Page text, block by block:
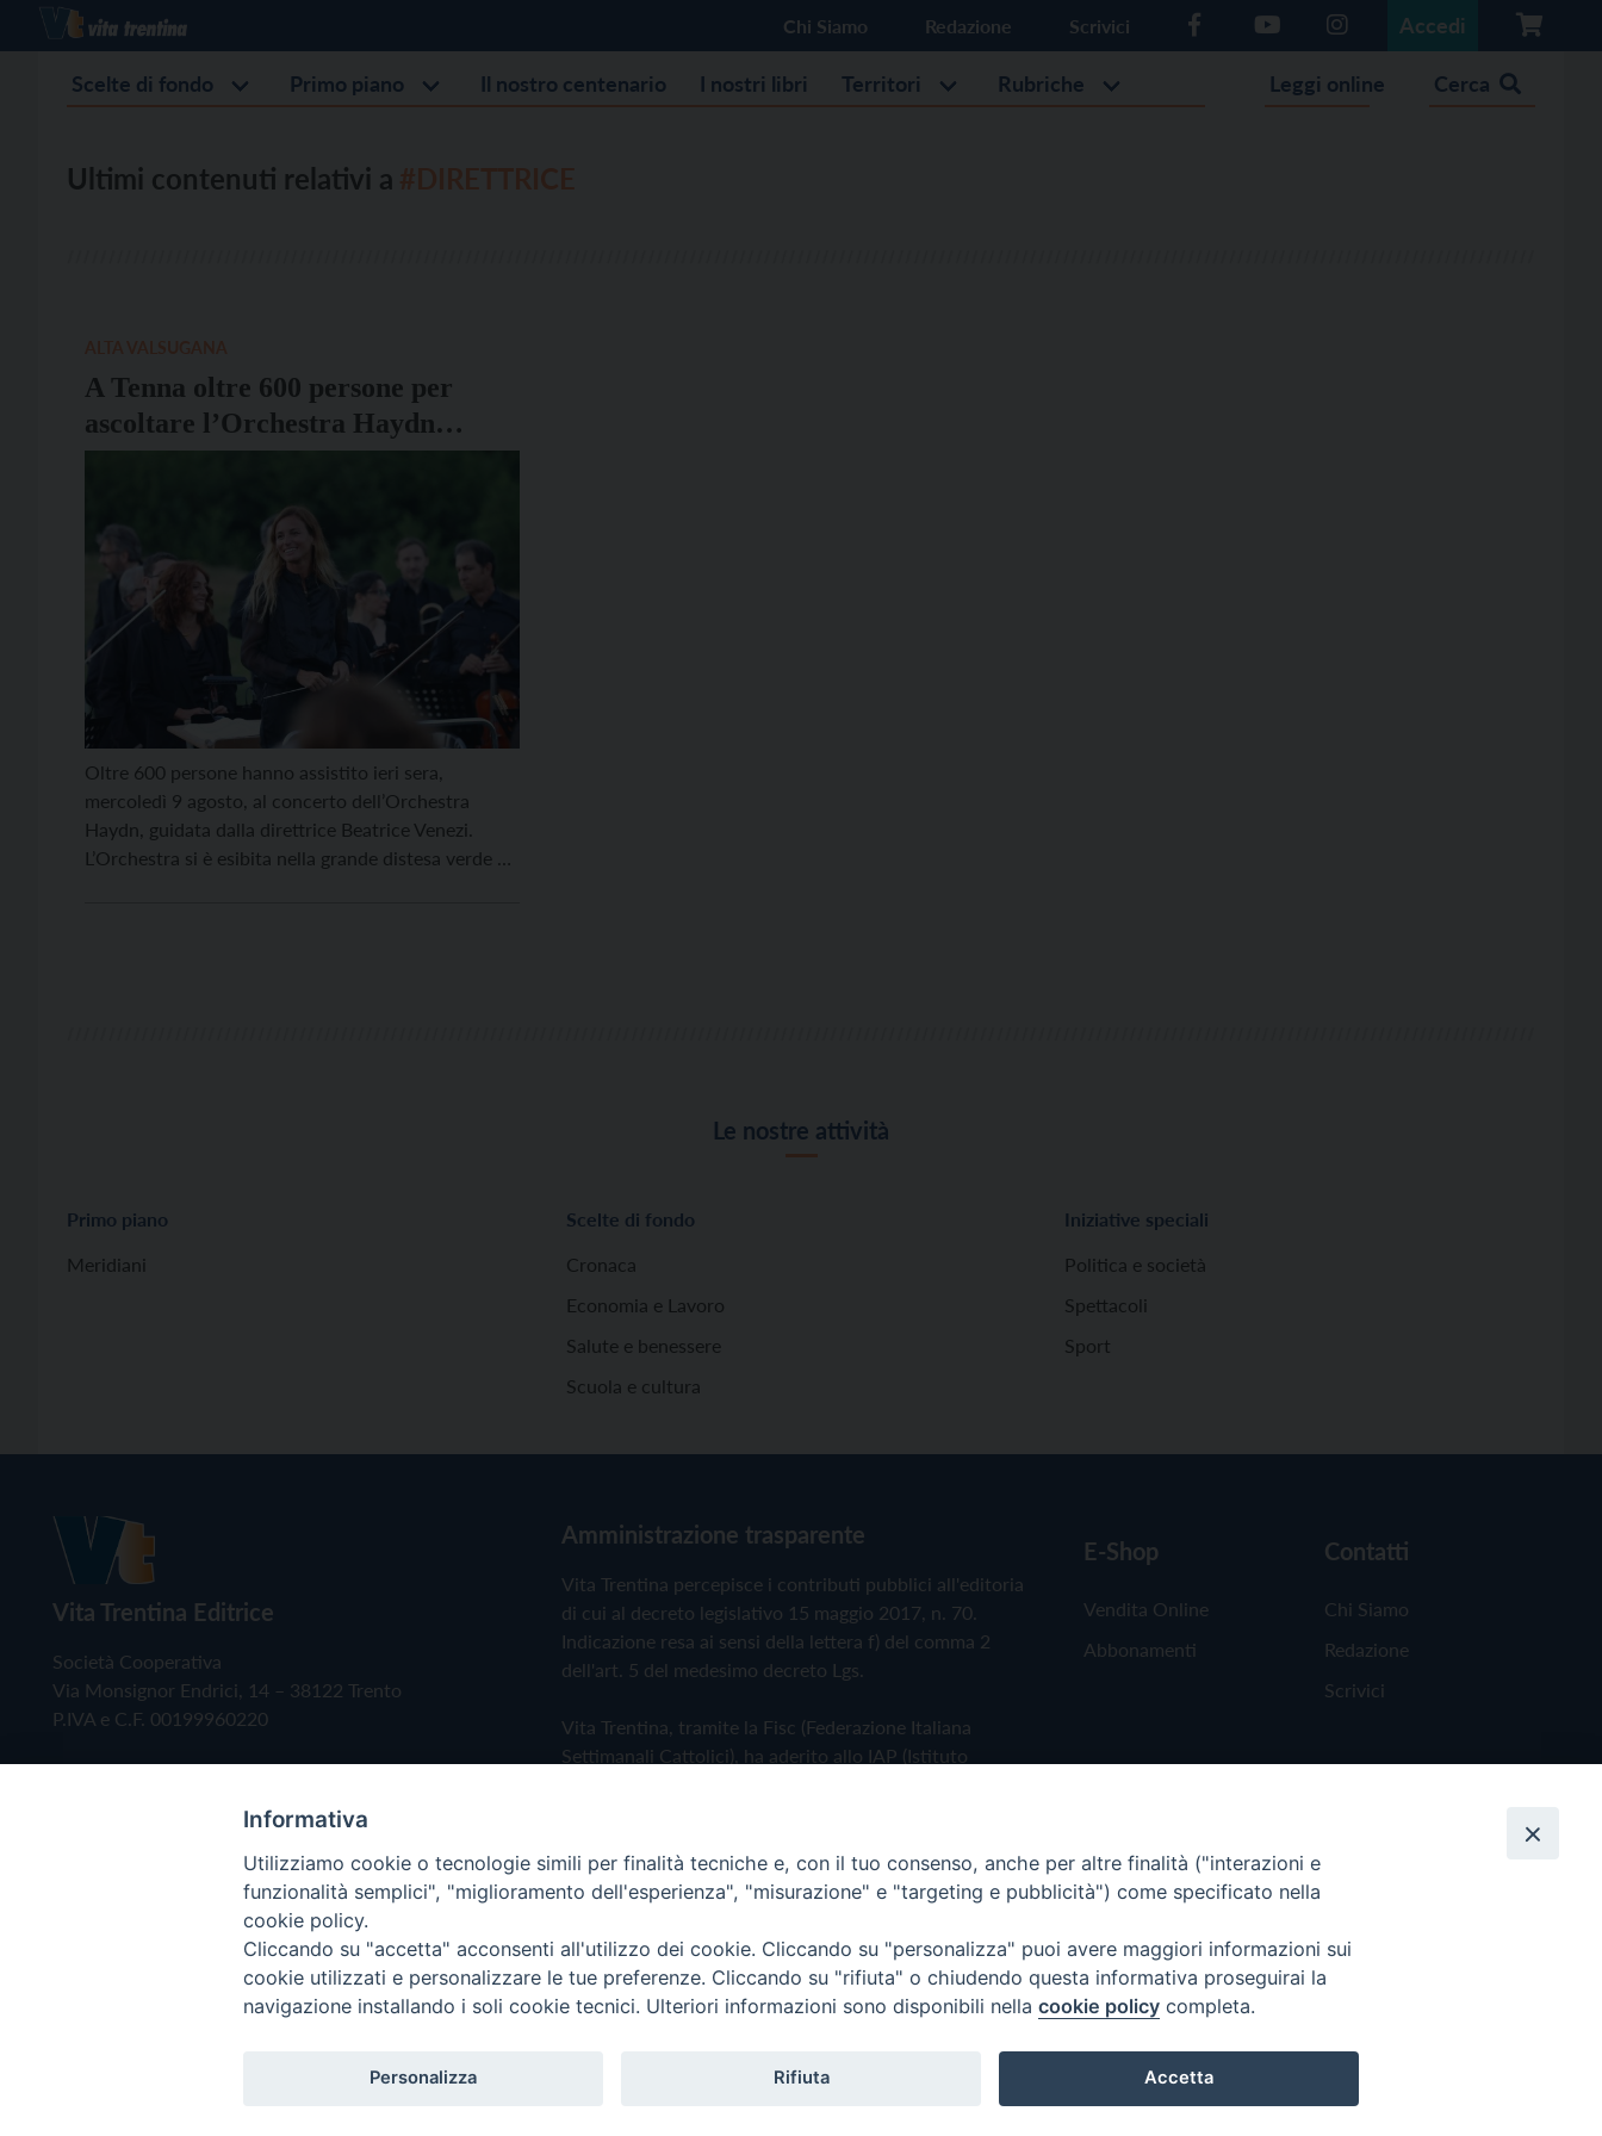
Chi Siamo Redazione Scrivici Accedi
Scelte di fondo Primo piano Il nostro centenario I nostri libri Territori Rubriche Leggi online Cerca
Ultimi contenuti relativi a
A Tenna oltre 600 persone per
ascoltare l’Orchestra Haydn
guidata dalla direttrice Beatrice
Oltre 600 persone hanno assistito ieri sera,
mercoledì 9 agosto, al concerto dell’Orchestra
Haydn, guidata dalla direttrice Beatrice Venezi.
L’Orchestra si è esibita nella grande distesa verde di
Le nostre attività
Primo piano
Meridiani
Scelte di fondo
Cronaca
Economia e Lavoro
Salute e benessere
Scuola e cultura
Iniziative speciali
Politica e società
Spettacoli
Sport
Vita Trentina Editrice
Società Cooperativa
Via Monsignor Endrici, 14 – 38122 Trento
P.IVA e C.F. 00199960220
Amministrazione trasparente
Vita Trentina percepisce i contributi pubblici all'editoria
di cui al decreto legislativo 15 maggio 2017, n. 70.
Indicazione resa ai sensi della lettera f) del comma 2
dell'art. 5 del medesimo decreto Lgs.
Vita Trentina, tramite la Fisc (Federazione Italiana
Settimanali Cattolici), ha aderito allo IAP (Istituto
Privacy Policy Cookie Policy
E-Shop
Vendita Online
Abbonamenti
Contatti
Chi Siamo
Redazione
Scrivici
Copyright © 2019 - Tutti i diritti riservati - Vita Trentina Editrice
Informativa
Utilizziamo cookie o tecnologie simili per finalità tecniche e, con il tuo consenso, anche per altre finalità ("interazioni e
funzionalità semplici", "miglioramento dell'esperienza", "misurazione" e "targeting e pubblicità") come specificato nella
cookie policy.
Cliccando su "accetta" acconsenti all'utilizzo dei cookie. Cliccando su "personalizza" puoi avere maggiori informazioni sui
cookie utilizzati e personalizzare le tue preferenze. Cliccando su "rifiuta" o chiudendo questa informativa proseguirai la
navigazione installando i soli cookie tecnici. Ulteriori informazioni sono disponibili nella cookie policy completa.
Personalizza Rifiuta Accetta